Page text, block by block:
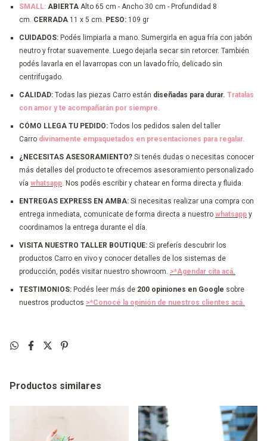
SMALL: ABIERTA Alto 65 cm - Ancho 30 cm - Profundidad 8
cm. CERRADA 11 x 5 cm. PESO: 109 gr
CUIDADOS: Podés limpiarla a mano. Sumergirla en agua fría con jabón
neutro y frotar suavemente. Luego dejarla secar sin retorcer. También
podés lavarla en el lavarropas con un lavado frío, delicado sin
centrifugado.
CALIDAD: Todas las piezas Carro están diseñadas para durar. Tratalas
con amor y te acompañarán por siempre.
CÓMO LLEGA TU PEDIDO: Todos los pedidos salen del taller
Carro divinamente empaquetados en presentaciones para regalar.
¿NECESITAS ASESORAMIENTO? Si tenés dudas o necesitas conocer
más detalles del producto te ofrecemos asesoramiento personalizado
vía whatsapp . Nos podés escribir y chatear en forma directa y fluida.
ENTREGAS EXPRESS EN AMBA: Si necesitas realizar una compra con
entrega inmediata, comunicate de forma directa a nuestro whatsapp y
coordinamos la entrega durante el día.
VISITA NUESTRO TALLER BOUTIQUE: Si preferís descubrir los
productos Carro en vivo y conocer detalles de los sistemas de
producción, podés visitar nuestro showroom. >*Agendar cita acá.
TESTIMONIOS: Podés leer más de 200 opiniones en Google sobre
nuestros productos >*Conocé la opinión de nuestros clientes acá.
Productos similares